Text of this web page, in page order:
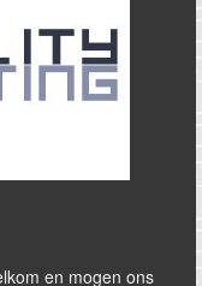
en mogen ons